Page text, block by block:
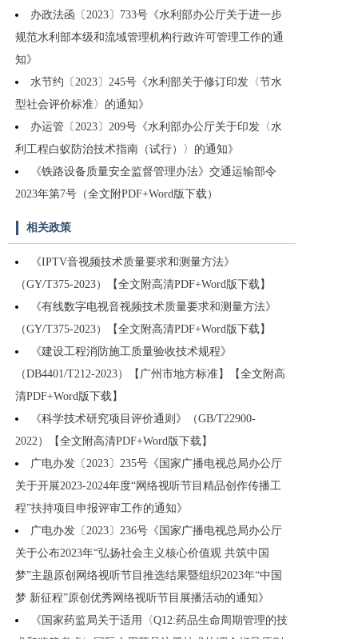
办政法函〔2023〕733号《水利部办公厅关于进一步
规范水利部本级和流域管理机构行政许可管理工作的通
知》
水节约〔2023〕245号《水利部关于修订印发〈节水
型社会评价标准〉的通知》
办运管〔2023〕209号《水利部办公厅关于印发〈水
利工程白蚁防治技术指南（试行）〉的通知》
《铁路设备质量安全监督管理办法》交通运输部令
2023年第7号（全文附PDF+Word版下载）
相关政策
《IPTV音视频技术质量要求和测量方法》
（GY/T375-2023）【全文附高清PDF+Word版下载】
《有线数字电视音视频技术质量要求和测量方法》
（GY/T375-2023）【全文附高清PDF+Word版下载】
《建设工程消防施工质量验收技术规程》
（DB4401/T212-2023）【广州市地方标准】【全文附高
清PDF+Word版下载】
《科学技术研究项目评价通则》（GB/T22900-
2022）【全文附高清PDF+Word版下载】
广电办发〔2023〕235号《国家广播电视总局办公厅
关于开展2023-2024年度“网络视听节目精品创作传播工
程”扶持项目申报评审工作的通知》
广电办发〔2023〕236号《国家广播电视总局办公厅
关于公布2023年“弘扬社会主义核心价值观 共筑中国
梦”主题原创网络视听节目推选结果暨组织2023年“中国
梦 新征程”原创优秀网络视听节目展播活动的通知》
《国家药监局关于适用〈Q12:药品生命周期管理的技